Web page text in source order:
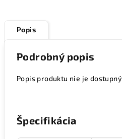
Popis
Podrobný popis
Popis produktu nie je dostupný
Špecifikácia